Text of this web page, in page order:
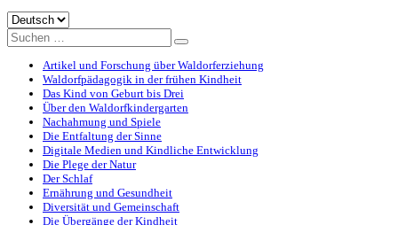
Sprache
auswählen
Artikel und Forschung über Waldorferziehung
Waldorfpädagogik in der frühen Kindheit
Das Kind von Geburt bis Drei
Über den Waldorfkindergarten
Nachahmung und Spiele
Die Entfaltung der Sinne
Digitale Medien und Kindliche Entwicklung
Die Plege der Natur
Der Schlaf
Ernährung und Gesundheit
Diversität und Gemeinschaft
Die Übergänge der Kindheit